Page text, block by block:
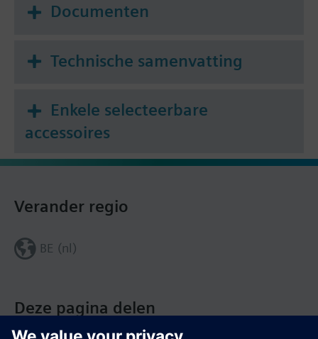
Documenten
Technische samenvatting
Enkele selecteerbare
accessoires
Deze pagina delen
Verander regio
BE (nl)